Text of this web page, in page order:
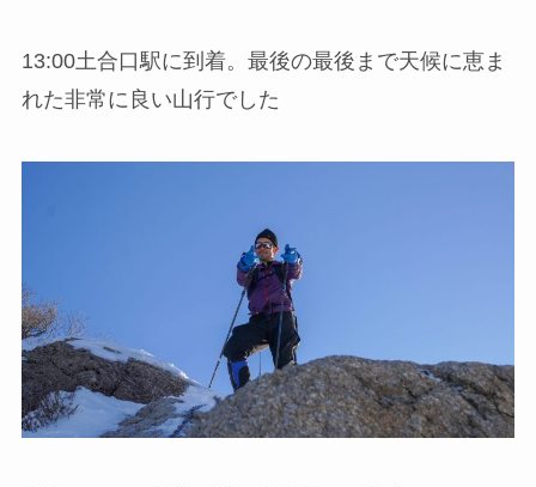
13:00土合口駅に到着。最後の最後まで天候に恵ま
れた非常に良い山行でした